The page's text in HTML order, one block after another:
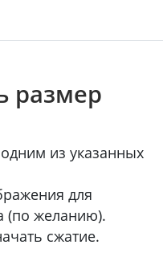
размер
из указанных
для
(по желанию).
сжатие.